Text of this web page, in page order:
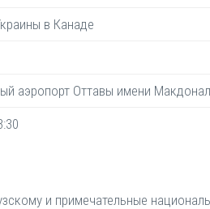
в Канаде
аэропорт Оттавы имени
и примечательные